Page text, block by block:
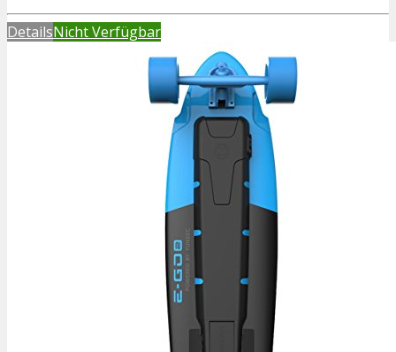
DetailsNicht Verfügbar